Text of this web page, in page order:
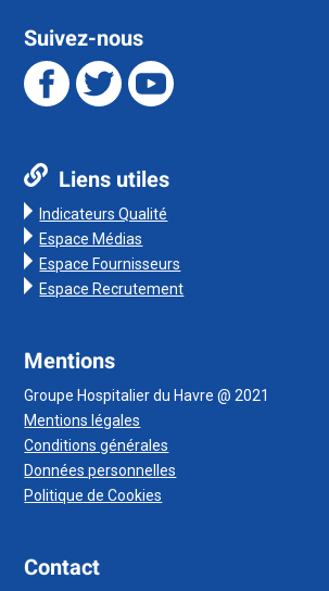
Suivez-nous
Liens utiles
Indicateurs Qualité
Espace Médias
Espace Fournisseurs
Espace Recrutement
Mentions
Groupe Hospitalier du Havre @ 2021
Mentions légales
Conditions générales
Données personnelles
Politique de Cookies
Contact